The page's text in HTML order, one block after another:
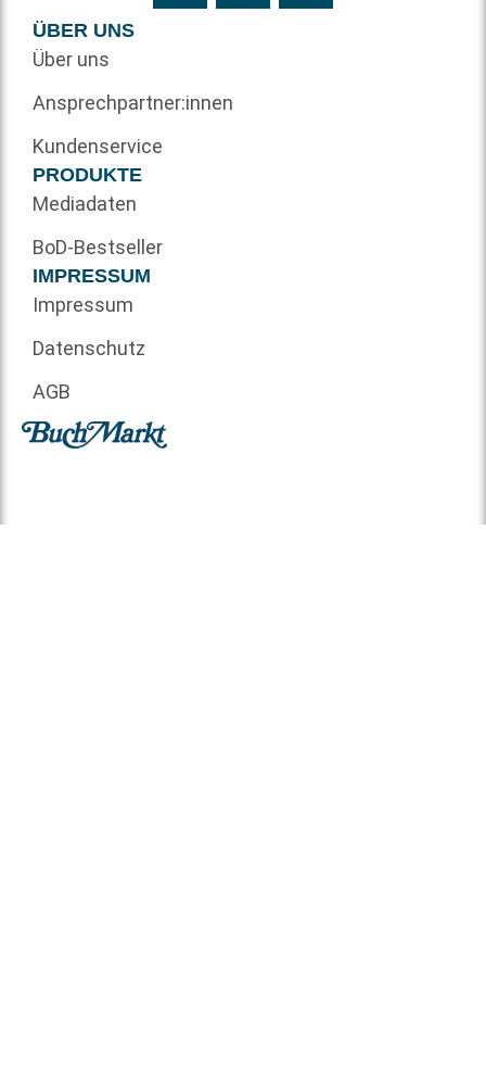
ÜBER UNS
Über uns
Ansprechpartner:innen
Kundenservice
PRODUKTE
Mediadaten
BoD-Bestseller
IMPRESSUM
Impressum
Datenschutz
AGB